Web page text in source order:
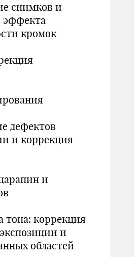
снимков и
эффекта
кромок
дефектов
и коррекция
и
тона: коррекция
и
областей